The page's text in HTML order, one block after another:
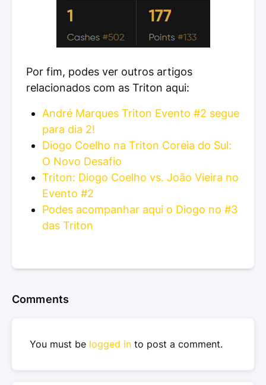
Por fim, podes ver outros artigos
relacionados com as Triton aqui:
André Marques Triton Evento #2 segue
para dia 2!
Diogo Coelho na Triton Coreia do Sul:
O Novo Desafio
Triton: Diogo Coelho vs. João Vieira no
Evento #2
Podes acompanhar aqui o Diogo no #3
das Triton
Comments
You must be logged in to post a comment.